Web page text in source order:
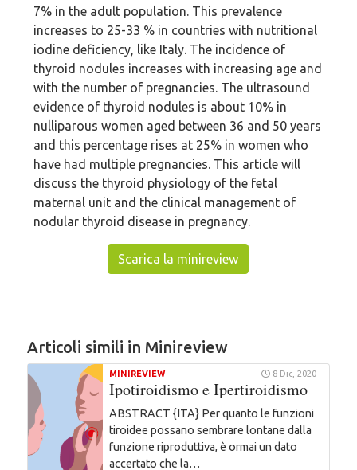
7% in the adult population. This prevalence
increases to 25-33 % in countries with nutritional
iodine deficiency, like Italy. The incidence of
thyroid nodules increases with increasing age and
with the number of pregnancies. The ultrasound
evidence of thyroid nodules is about 10% in
nulliparous women aged between 36 and 50 years
and this percentage rises at 25% in women who
have had multiple pregnancies. This article will
discuss the thyroid physiology of the fetal
maternal unit and the clinical management of
nodular thyroid disease in pregnancy.
Scarica la minireview
Articoli simili in Minireview
MINIREVIEW 8 Dic, 2020
Ipotiroidismo e Ipertiroidismo
ABSTRACT {ITA} Per quanto le funzioni
tiroidee possano sembrare lontane dalla
funzione riproduttiva, è ormai un dato
accertato che la…